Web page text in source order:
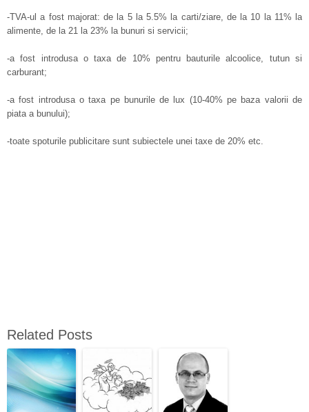
-TVA-ul a fost majorat: de la 5 la 5.5% la carti/ziare, de la 10 la 11% la
alimente, de la 21 la 23% la bunuri si servicii;
-a fost introdusa o taxa de 10% pentru bauturile alcoolice, tutun si
carburant;
-a fost introdusa o taxa pe bunurile de lux (10-40% pe baza valorii de
piata a bunului);
-toate spoturile publicitare sunt subiectele unei taxe de 20% etc.
Related Posts